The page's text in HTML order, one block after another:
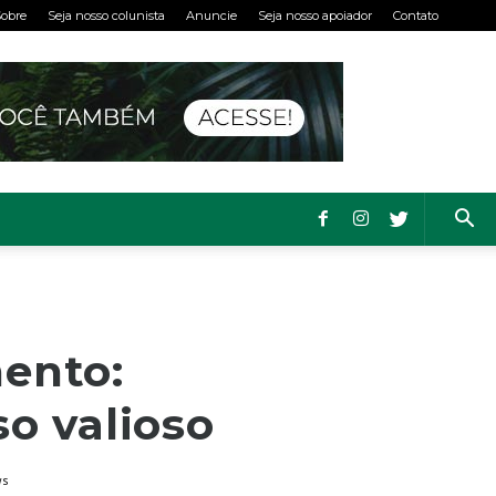
Seja nosso colunista Anuncie Seja nosso apoiador Contato
valioso